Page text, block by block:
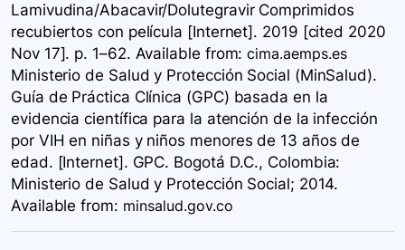
Lamivudina/Abacavir/Dolutegravir Comprimidos
recubiertos con película [Internet]. 2019 [cited 2020
Nov 17]. p. 1–62. Available from:cima.aemps.es
Ministerio de Salud y Protección Social (MinSalud).
Guía de Práctica Clínica (GPC) basada en la
evidencia científica para la atención de la infección
por VIH en niñas y niños menores de 13 años de
edad. [Internet]. GPC. Bogotá D.C., Colombia:
Ministerio de Salud y Protección Social; 2014.
Available from: minsalud.gov.co